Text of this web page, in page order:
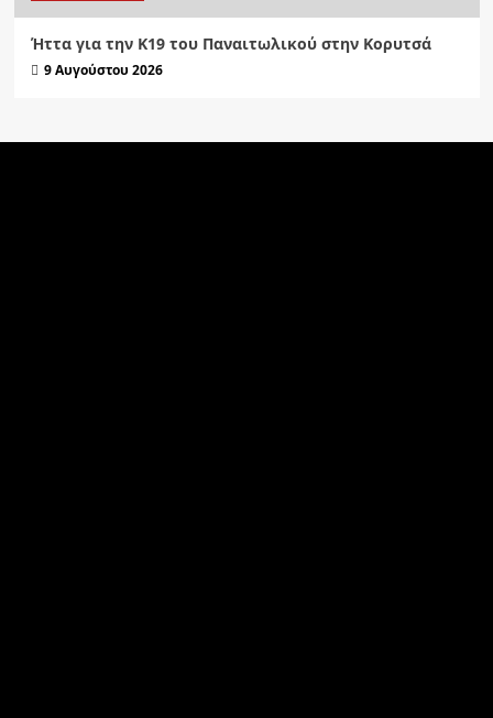
Ήττα για την Κ19 του Παναιτωλικού στην Κορυτσά
9 Αυγούστου 2026